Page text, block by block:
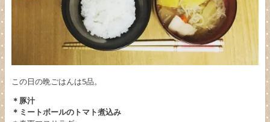
この日の晩ごはんは5品。
＊豚汁
＊ミートボールのトマト煮込み